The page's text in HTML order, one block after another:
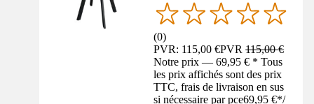
(0)
PVR: 115,00 €PVR115,00 €
Notre prix — 69,95 € * Tous
les prix affichés sont des prix
TTC, frais de livraison en sus
si nécessaire par pce69,95 €*/